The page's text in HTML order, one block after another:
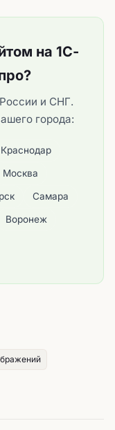
на 1С-
и СНГ.
города:
Краснодар
Москва
Самара
Воронеж